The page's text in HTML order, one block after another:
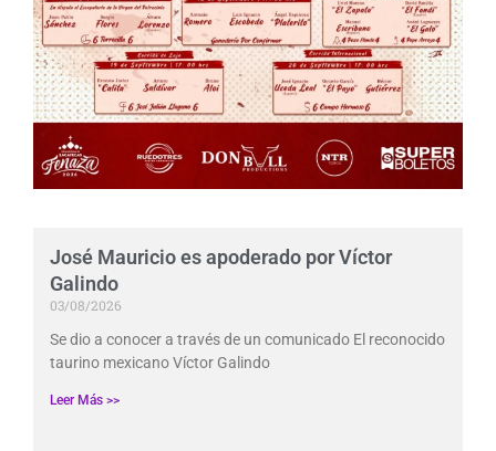
José Mauricio es apoderado por Víctor
Galindo
03/08/2026
Se dio a conocer a través de un comunicado El reconocido
taurino mexicano Víctor Galindo
Leer Más >>